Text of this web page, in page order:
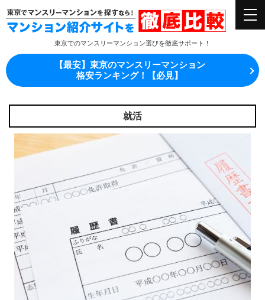
東京でのマンスリーマンション選びを徹底サポート！
【最安】東京のマンスリーマンション
格安ランキング！【必見】
就活